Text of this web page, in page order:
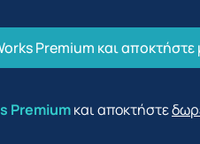
Premium και
Premiumκαι αποκτήστε